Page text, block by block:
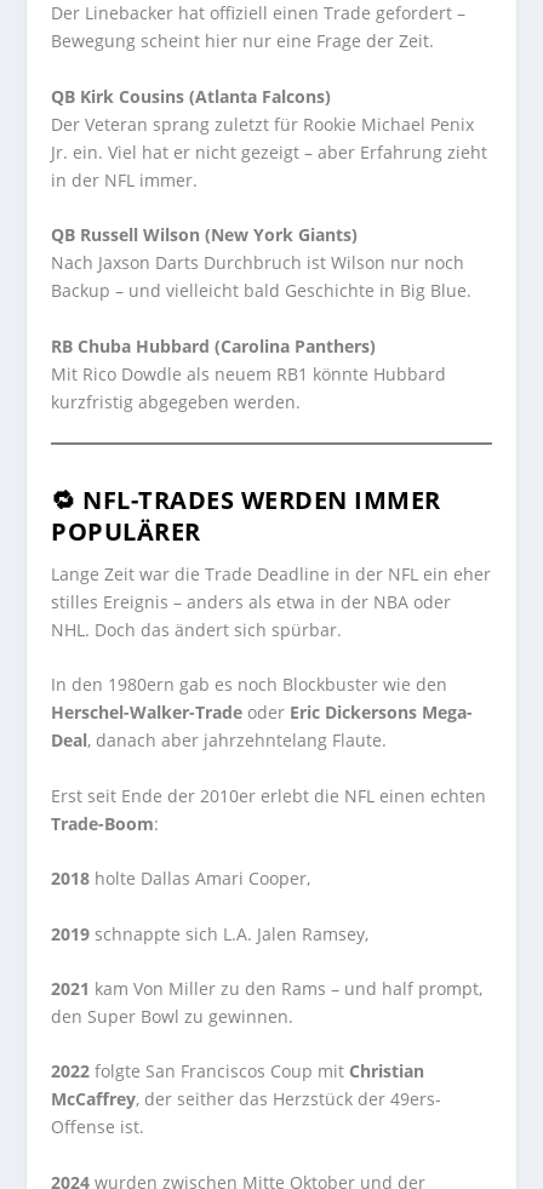
Der Linebacker hat offiziell einen Trade gefordert –
Bewegung scheint hier nur eine Frage der Zeit.
QB Kirk Cousins (Atlanta Falcons)
Der Veteran sprang zuletzt für Rookie Michael Penix
Jr. ein. Viel hat er nicht gezeigt – aber Erfahrung zieht
in der NFL immer.
QB Russell Wilson (New York Giants)
Nach Jaxson Darts Durchbruch ist Wilson nur noch
Backup – und vielleicht bald Geschichte in Big Blue.
RB Chuba Hubbard (Carolina Panthers)
Mit Rico Dowdle als neuem RB1 könnte Hubbard
kurzfristig abgegeben werden.
🔁 NFL-TRADES WERDEN IMMER
POPULÄRER
Lange Zeit war die Trade Deadline in der NFL ein eher
stilles Ereignis – anders als etwa in der NBA oder
NHL. Doch das ändert sich spürbar.
In den 1980ern gab es noch Blockbuster wie den
Herschel-Walker-Trade oder Eric Dickersons Mega-
Deal, danach aber jahrzehntelang Flaute.
Erst seit Ende der 2010er erlebt die NFL einen echten
Trade-Boom:
2018 holte Dallas Amari Cooper,
2019 schnappte sich L.A. Jalen Ramsey,
2021 kam Von Miller zu den Rams – und half prompt,
den Super Bowl zu gewinnen.
2022 folgte San Franciscos Coup mit Christian
McCaffrey, der seither das Herzstück der 49ers-
Offense ist.
2024 wurden zwischen Mitte Oktober und der